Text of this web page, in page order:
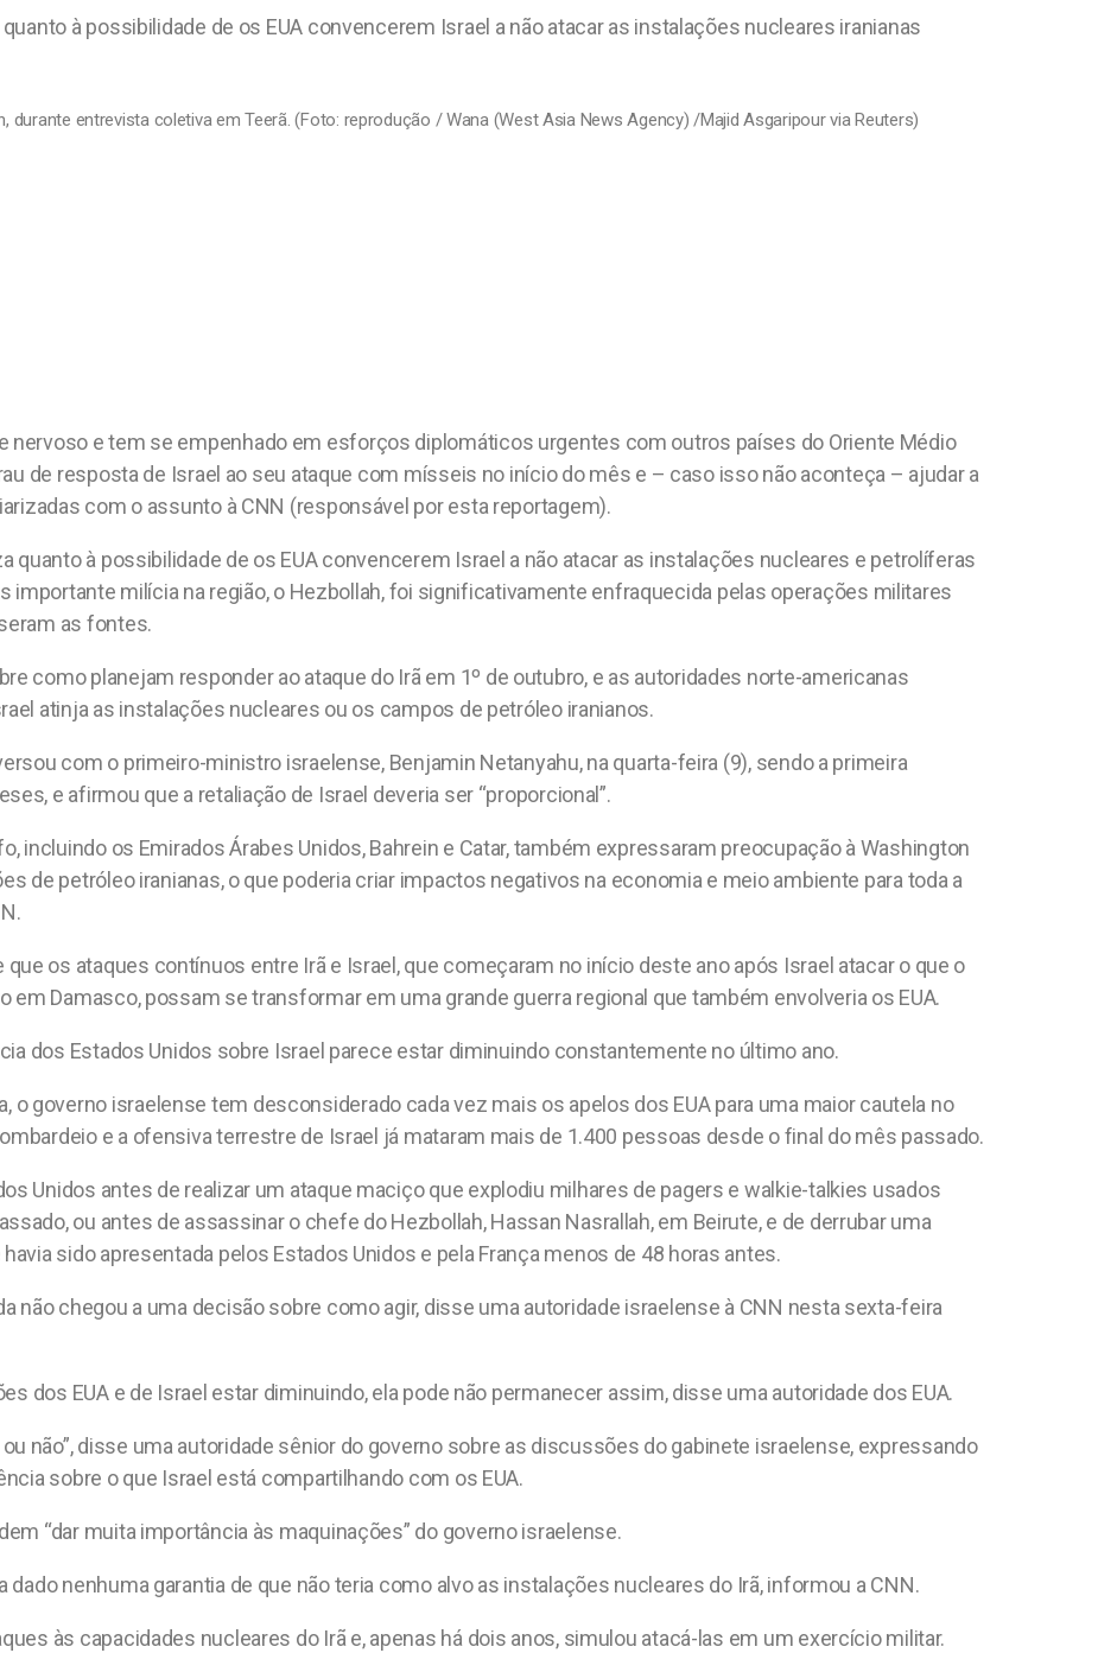
à possibilidade de os EUA convencerem Israel a não atacar as instalações nucleares iranianas
durante entrevista coletiva em Teerã. (Foto: reprodução / Wana (West Asia News Agency) /Majid Asgaripour via Reuters)
nervoso e tem se empenhado em esforços diplomáticos urgentes com outros países do Oriente Médio
de resposta de Israel ao seu ataque com mísseis no início do mês e – caso isso não aconteça – ajudar a
com o assunto à CNN (responsável por esta reportagem).
quanto à possibilidade de os EUA convencerem Israel a não atacar as instalações nucleares e petrolíferas
importante milícia na região, o Hezbollah, foi significativamente enfraquecida pelas operações militares
as fontes.
como planejam responder ao ataque do Irã em 1º de outubro, e as autoridades norte-americanas
atinja as instalações nucleares ou os campos de petróleo iranianos.
com o primeiro-ministro israelense, Benjamin Netanyahu, na quarta-feira (9), sendo a primeira
e afirmou que a retaliação de Israel deveria ser “proporcional”.
incluindo os Emirados Árabes Unidos, Bahrein e Catar, também expressaram preocupação à Washington
de petróleo iranianas, o que poderia criar impactos negativos na economia e meio ambiente para toda a
os ataques contínuos entre Irã e Israel, que começaram no início deste ano após Israel atacar o que o
em Damasco, possam se transformar em uma grande guerra regional que também envolveria os EUA.
dos Estados Unidos sobre Israel parece estar diminuindo constantemente no último ano.
o governo israelense tem desconsiderado cada vez mais os apelos dos EUA para uma maior cautela no
e a ofensiva terrestre de Israel já mataram mais de 1.400 pessoas desde o final do mês passado.
Unidos antes de realizar um ataque maciço que explodiu milhares de pagers e walkie-talkies usados
ou antes de assassinar o chefe do Hezbollah, Hassan Nasrallah, em Beirute, e de derrubar uma
sido apresentada pelos Estados Unidos e pela França menos de 48 horas antes.
não chegou a uma decisão sobre como agir, disse uma autoridade israelense à CNN nesta sexta-feira
dos EUA e de Israel estar diminuindo, ela pode não permanecer assim, disse uma autoridade dos EUA.
não”, disse uma autoridade sênior do governo sobre as discussões do gabinete israelense, expressando
sobre o que Israel está compartilhando com os EUA.
“dar muita importância às maquinações” do governo israelense.
dado nenhuma garantia de que não teria como alvo as instalações nucleares do Irã, informou a CNN.
às capacidades nucleares do Irã e, apenas há dois anos, simulou atacá-las em um exercício militar.